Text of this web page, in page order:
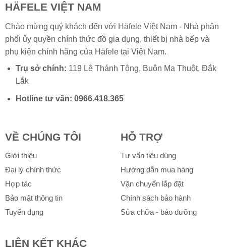
HÄFELE VIỆT NAM
Chào mừng quý khách đến với Häfele Việt Nam - Nhà phân
phối ủy quyền chính thức đồ gia dụng, thiết bị nhà bếp và
phụ kiện chính hãng của Häfeletại Việt Nam.
Trụ sở chính: 119 Lê Thánh Tông, Buôn Ma Thuột, Đắk
Lắk
Hotline tư vấn: 0966.418.365
VỀ CHÚNG TÔI
Giới thiệu
Đại lý chính thức
Hợp tác
Bảo mật thông tin
Tuyển dụng
HỖ TRỢ
Tư vấn tiêu dùng
Hướng dẫn mua hàng
Vận chuyển lắp đặt
Chính sách bảo hành
Sửa chữa - bảo dưỡng
LIÊN KẾT KHÁC